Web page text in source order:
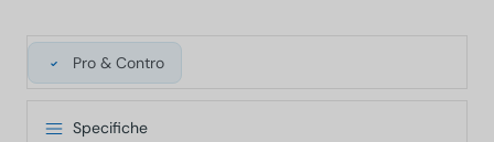
Pro & Contro
Specifiche